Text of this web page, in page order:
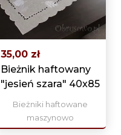
35,00 zł
Bieżnik haftowany
"jesień szara" 40x85
Bieżniki haftowane
maszynowo